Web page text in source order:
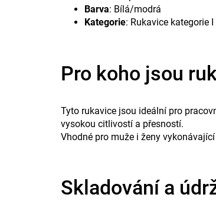
Barva: Bílá/modrá
Kategorie: Rukavice kategorie I
Pro koho jsou
Tyto rukavice jsou ideální pro
vysokou citlivostí a přesností.
Vhodné pro muže i ženy
Skladování a